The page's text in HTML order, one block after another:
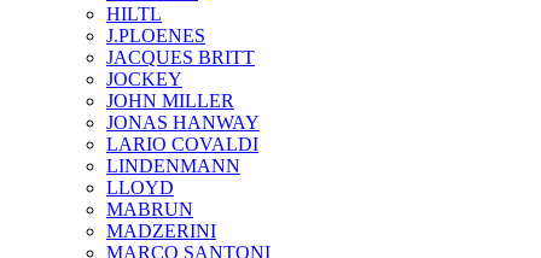
HILTL
J.PLOENES
JAСQUES BRITT
JOCKEY
JOHN MILLER
JONAS HANWAY
LARIO COVALDI
LINDENMANN
LLOYD
MABRUN
MADZERINI
MARCO SANTONI